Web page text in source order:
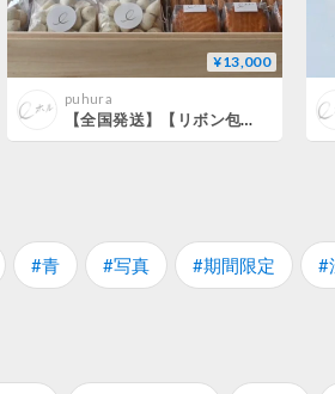
¥13,000
puhura
【全国発送】【リボン包装】焼き菓子37点詰め合わせ
#青 #写真 #期間限定 #